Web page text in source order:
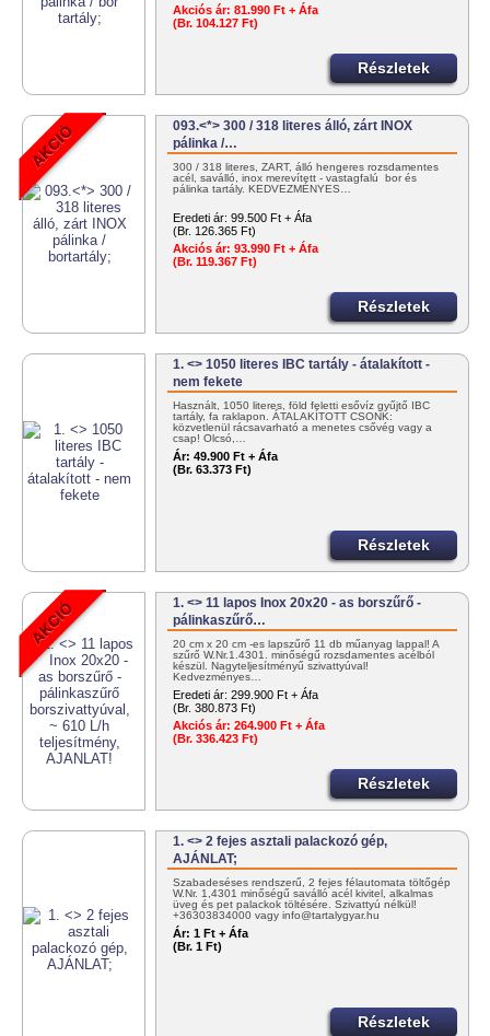
Akciós ár: 81.990 Ft + Áfa
(Br. 104.127 Ft)
Részletek
093.<*> 300 / 318 literes álló, zárt INOX
pálinka /…
300 / 318 literes, ZÁRT, álló hengeres rozsdamentes
acél, saválló, inox merevített - vastagfalú bor és
pálinka tartály. KEDVEZMÉNYES…
Eredeti ár: 99.500 Ft + Áfa
(Br. 126.365 Ft)
Akciós ár: 93.990 Ft + Áfa
(Br. 119.367 Ft)
Részletek
1. <> 1050 literes IBC tartály - átalakított -
nem fekete
Használt, 1050 literes, föld feletti esővíz gyűjtő IBC
tartály, fa raklapon. ÁTALAKÍTOTT CSONK:
közvetlenül rácsavarható a menetes csővég vagy a
csap! Olcsó,…
Ár: 49.900 Ft + Áfa
(Br. 63.373 Ft)
Részletek
1. <> 11 lapos Inox 20x20 - as borszűrő -
pálinkaszűrő…
20 cm x 20 cm -es lapszűrő 11 db műanyag lappal! A
szűrő W.Nr.1.4301. minőségű rozsdamentes acélból
készül. Nagyteljesítményű szivattyúval!
Kedvezményes…
Eredeti ár: 299.900 Ft + Áfa
(Br. 380.873 Ft)
Akciós ár: 264.900 Ft + Áfa
(Br. 336.423 Ft)
Részletek
1. <> 2 fejes asztali palackozó gép,
AJÁNLAT;
Szabadeséses rendszerű, 2 fejes félautomata töltőgép
W.Nr. 1,4301 minőségű saválló acél kivitel, alkalmas
üveg és pet palackok töltésére. Szivattyú nélkül!
+36303834000 vagy info@tartalygyar.hu
Ár: 1 Ft + Áfa
(Br. 1 Ft)
Részletek